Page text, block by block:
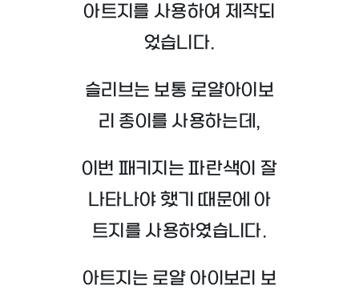
아트지를 사용하여 제작되
었습니다.
슬리브는 보통 로얄아이보
리 종이를 사용하는데,
이번 패키지는 파란색이 잘
나타나야 했기 때문에 아
트지를 사용하였습니다.
아트지는 로얄 아이보리 보